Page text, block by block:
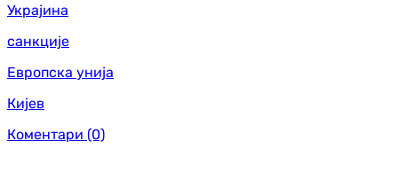
Украјина
санкције
Европска унија
Кијев
Коментари (0)